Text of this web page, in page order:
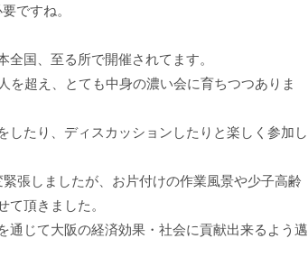
ですね。
国、至る所で開催されてます。
を超え、とても中身の濃い会に育ちつつありま
たり、ディスカッションしたりと楽しく参加し
張しましたが、お片付けの作業風景や少子高齢
て頂きました。
通じて大阪の経済効果・社会に貢献出来るよう邁